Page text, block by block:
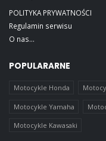
POLITYKA PRYWATNOŚCI
Regulamin serwisu
O nas...
POPULARARNE
Motocykle Honda
Motocykle Yamaha
Motocykle Kawasaki